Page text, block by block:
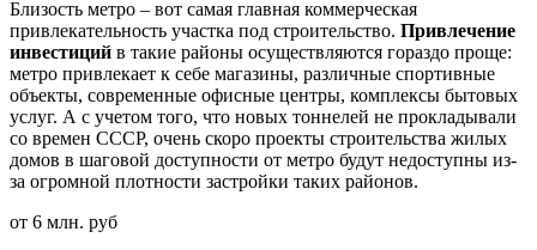
Близость метро – вот самая главная коммерческая
привлекательность участка под строительство. Привлечение
инвестиций в такие районы осуществляются гораздо проще:
метро привлекает к себе магазины, различные спортивные
объекты, современные офисные центры, комплексы бытовых
услуг. А с учетом того, что новых тоннелей не прокладывали
со времен СССР, очень скоро проекты строительства жилых
домов в шаговой доступности от метро будут недоступны из-
за огромной плотности застройки таких районов.
от 6 млн. руб